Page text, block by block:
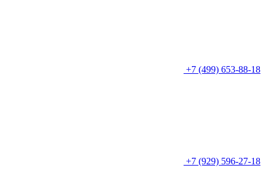
+7 (499) 653-88-18
+7 (929) 596-27-18